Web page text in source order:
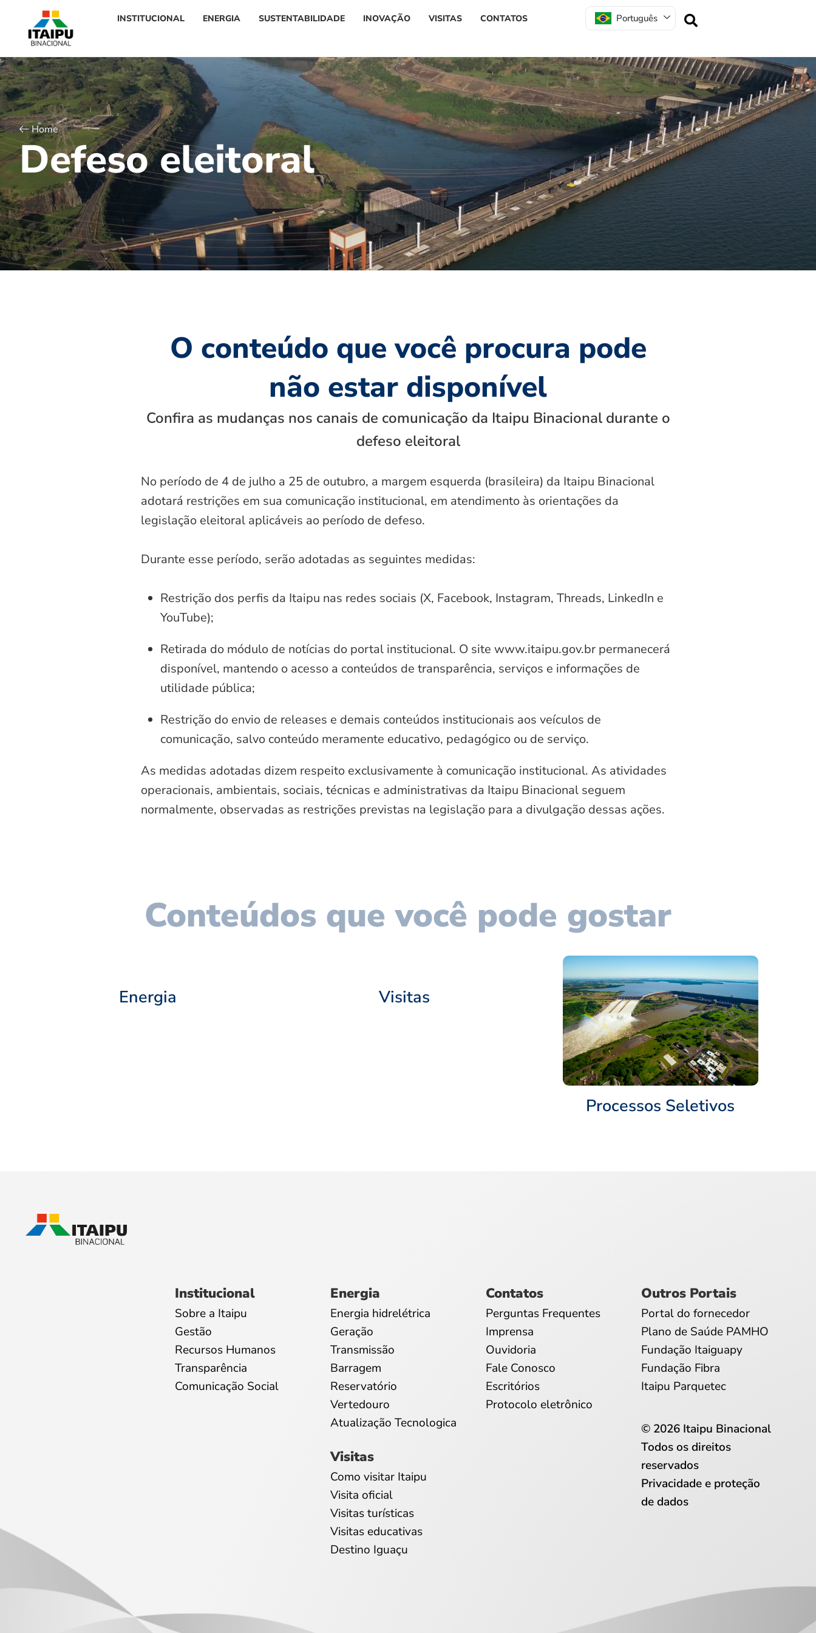
INSTITUCIONAL ENERGIA SUSTENTABILIDADE INOVAÇÃO VISITAS CONTATOS Português
Home
Defeso eleitoral
O conteúdo que você procura pode
não estar disponível
Confira as mudanças nos canais de comunicação da Itaipu Binacional durante o
defeso eleitoral
No período de 4 de julho a 25 de outubro, a margem esquerda (brasileira) da Itaipu Binacional
adotará restrições em sua comunicação institucional, em atendimento às orientações da
legislação eleitoral aplicáveis ao período de defeso.
Durante esse período, serão adotadas as seguintes medidas:
Restrição dos perfis da Itaipu nas redes sociais (X, Facebook, Instagram, Threads, LinkedIn e
YouTube);
Retirada do módulo de notícias do portal institucional. O site www.itaipu.gov.br permanecerá
disponível, mantendo o acesso a conteúdos de transparência, serviços e informações de
utilidade pública;
Restrição do envio de releases e demais conteúdos institucionais aos veículos de
comunicação, salvo conteúdo meramente educativo, pedagógico ou de serviço.
As medidas adotadas dizem respeito exclusivamente à comunicação institucional. As atividades
operacionais, ambientais, sociais, técnicas e administrativas da Itaipu Binacional seguem
normalmente, observadas as restrições previstas na legislação para a divulgação dessas ações.
Conteúdos que você pode gostar
Energia Visitas
Processos Seletivos
Institucional
Sobre a Itaipu
Gestão
Recursos Humanos
Transparência
Comunicação Social
Energia
Energia hidrelétrica
Geração
Transmissão
Barragem
Reservatório
Vertedouro
Atualização Tecnologica
Visitas
Como visitar Itaipu
Visita oficial
Visitas turísticas
Visitas educativas
Destino Iguaçu
Contatos
Perguntas Frequentes
Imprensa
Ouvidoria
Fale Conosco
Escritórios
Protocolo eletrônico
Outros Portais
Portal do fornecedor
Plano de Saúde PAMHO
Fundação Itaiguapy
Fundação Fibra
Itaipu Parquetec
© 2026 Itaipu Binacional
Todos os direitos
reservados
Privacidade e proteção
de dados